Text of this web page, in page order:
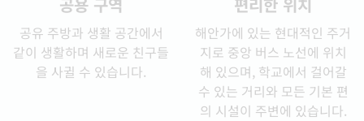
공유 주방과 생활 공간에서
같이 생활하며 새로운 친구들
을 사귈 수 있습니다.
해안가에 있는 현대적인 주거
지로 중앙 버스 노선에 위치
해 있으며, 학교에서 걸어갈
수 있는 거리와 모든 기본 편
의 시설이 주변에 있습니다.